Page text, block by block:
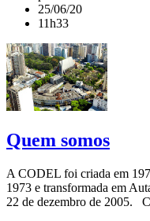
25/06/20
11h33
Quem somos
A CODEL foi criada em
1973 e transformada em
22 de dezembro de 2005.